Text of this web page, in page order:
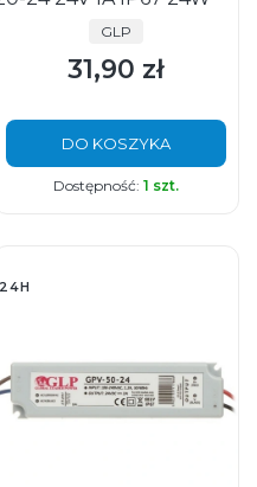
PRODUCENT
GLP
Cena
31,90 zł
DO KOSZYKA
Dostępność: 1 szt.
24H